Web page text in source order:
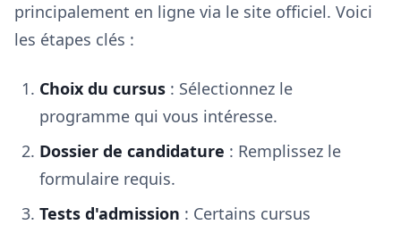
principalement en ligne via le site officiel. Voici
les étapes clés :
Choix du cursus : Sélectionnez le
programme qui vous intéresse.
Dossier de candidature : Remplissez le
formulaire requis.
Tests d'admission : Certains cursus